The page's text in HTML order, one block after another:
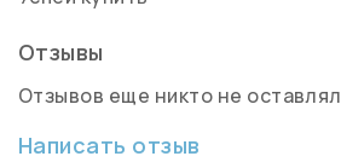
Отзывы
Отзывов еще никто не оставлял
Написать отзыв